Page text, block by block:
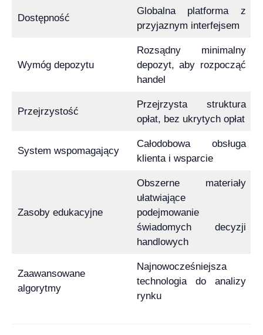
Dostępność
Globalna platforma z
przyjaznym interfejsem
Wymóg depozytu
Rozsądny minimalny
depozyt, aby rozpocząć
handel
Przejrzystość
Przejrzysta struktura
opłat, bez ukrytych opłat
System wspomagający
Całodobowa obsługa
klienta i wsparcie
Zasoby edukacyjne
Obszerne materiały
ułatwiające
podejmowanie
świadomych decyzji
handlowych
Zaawansowane
algorytmy
Najnowocześniejsza
technologia do analizy
rynku